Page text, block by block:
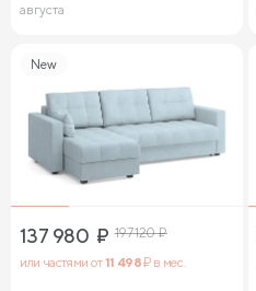
августа
New
137 980 ₽ 197 120₽
или частями от11 498₽ в мес.